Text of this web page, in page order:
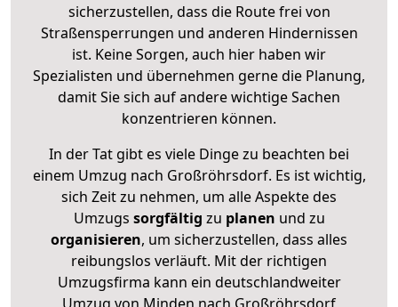
sicherzustellen, dass die Route frei von
Straßensperrungen und anderen Hindernissen
ist. Keine Sorgen, auch hier haben wir
Spezialisten und übernehmen gerne die Planung,
damit Sie sich auf andere wichtige Sachen
konzentrieren können.
In der Tat gibt es viele Dinge zu beachten bei
einem Umzug nach Großröhrsdorf. Es ist wichtig,
sich Zeit zu nehmen, um alle Aspekte des
Umzugs sorgfältig zu planen und zu
organisieren, um sicherzustellen, dass alles
reibungslos verläuft. Mit der richtigen
Umzugsfirma kann ein deutschlandweiter